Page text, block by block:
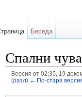
Спални
Версия от 02:35, 19
(разл) ← По-стара
Беседа